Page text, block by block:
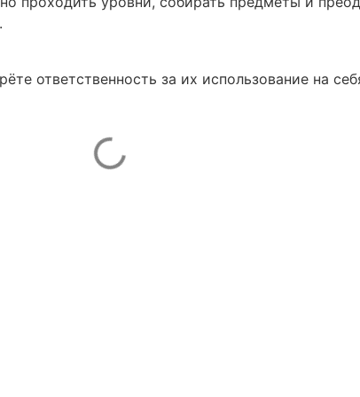
ответственность за их использование на